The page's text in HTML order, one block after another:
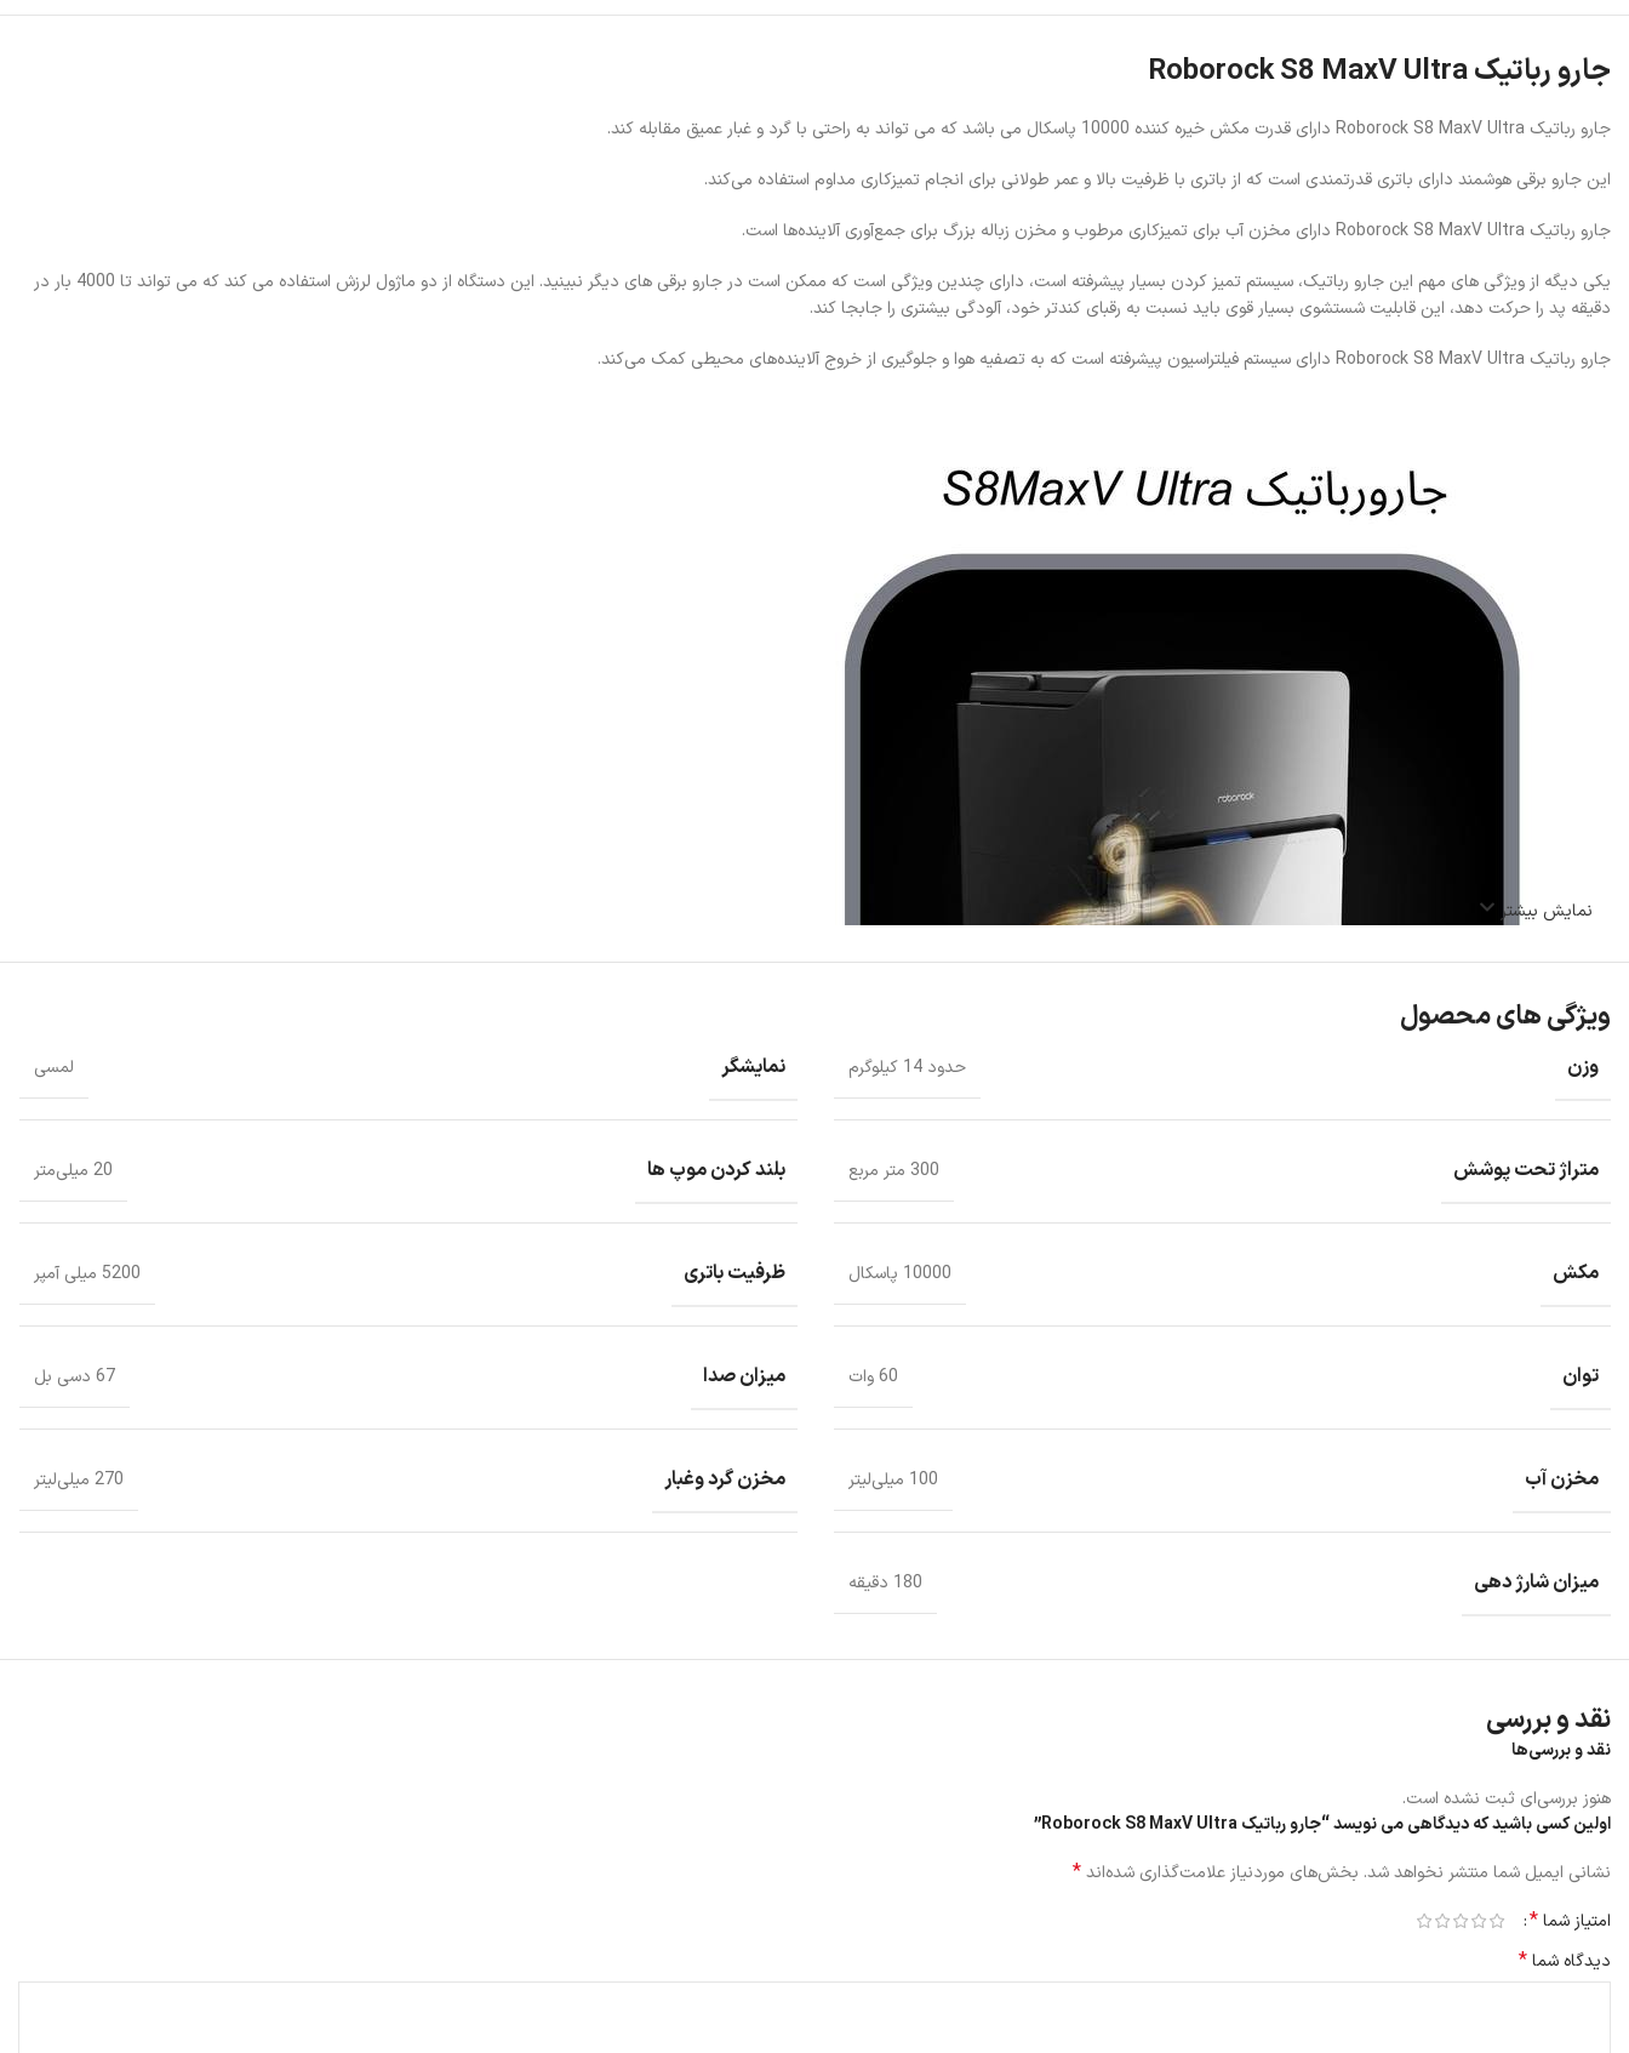
جارو رباتیک Roborock S8 MaxV Ultra
جارو رباتیک Roborock S8 MaxV Ultra دارای قدرت مکش خیره کننده 10000 پاسکال می باشد که می تواند به راحتی با گرد و غبار عمیق مقابله کند.
این جارو برقی هوشمند دارای باتری قدرتمندی است که از باتری با ظرفیت بالا و عمر طولانی برای انجام تمیزکاری مداوم استفاده می‌کند.
جارو رباتیک Roborock S8 MaxV Ultra دارای مخزن آب برای تمیزکاری مرطوب و مخزن زباله بزرگ برای جمع‌آوری آلاینده‌ها است.
یکی دیگه از ویژگی های مهم این جارو رباتیک، سیستم تمیز کردن بسیار پیشرفته است، دارای چندین ویژگی است که ممکن است در جارو برقی های دیگر نبینید. این دستگاه از دو ماژول لرزش استفاده می کند که می تواند تا 4000 بار در
دقیقه پد را حرکت دهد، این قابلیت شستشوی بسیار قوی باید نسبت به رقبای کندتر خود، آلودگی بیشتری را جابجا کند.
جارو رباتیک Roborock S8 MaxV Ultra دارای سیستم فیلتراسیون پیشرفته است که به تصفیه هوا و جلوگیری از خروج آلاینده‌های محیطی کمک می‌کند.
سنسورهای جارو رباتیک Roborock S8 MaxV Ultra
نمایش بیشتر
ویژگی های محصول
وزن حدود 14 کیلوگرم نمایشگر لمسی
متراژ تحت پوشش 300 متر مربع بلند کردن موپ ها 20 میلی‌متر
مکش 10000 پاسکال ظرفیت باتری 5200 میلی آمپر
توان 60 وات میزان صدا 67 دسی بل
مخزن آب 100 میلی‌لیتر مخزن گرد وغبار 270 میلی‌لیتر
میزان شارژ دهی 180 دقیقه
نقد و بررسی
نقد و بررسی‌ها
هنوز بررسی‌ای ثبت نشده است.
اولین کسی باشید که دیدگاهی می نویسد “جارو رباتیک Roborock S8 MaxV Ultra”
نشانی ایمیل شما منتشر نخواهد شد. بخش‌های موردنیاز علامت‌گذاری شده‌اند*
امتیاز شما*
دیدگاه شما*